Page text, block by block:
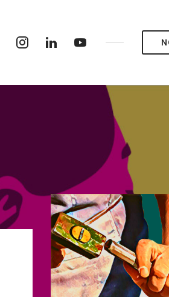
Facebook
Pop’
Instagram
Pop’
LinkedIn
Pop’